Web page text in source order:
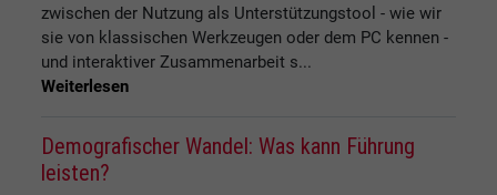
zwischen der Nutzung als Unterstützungstool - wie wir
sie von klassischen Werkzeugen oder dem PC kennen -
und interaktiver Zusammenarbeit s...
Weiterlesen
Demografischer Wandel: Was kann Führung
leisten?